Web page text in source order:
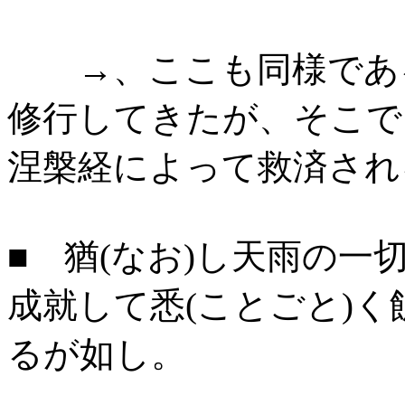
→、ここも同様であ
修行してきたが、そこ
涅槃経によって救済さ
■ 猶(なお)し天雨の一
成就して悉(ことごと)
るが如し。